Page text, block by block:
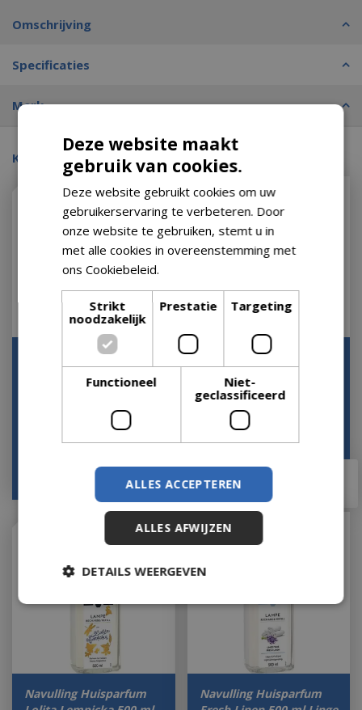
Omschrijving
Specificaties
Merk
Kijk ook eens naar:
Lampe Berger
Lempicka 1L
Navulling Huisparfum
Bouquet Lampe Berge…
vanaf
€26,99
Op voorraad
Navulling Huisparfum
Navulling Huisparfum
Deze website maakt
gebruik van cookies.
Deze website gebruikt cookies om uw
gebruikerservaring te verbeteren. Door
onze website te gebruiken, stemt u in
met alle cookies in overeenstemming met
ons Cookiebeleid.
Strikt
noodzakelijk
Prestatie Targeting
Functioneel
Niet-
geclassificeerd
ALLES ACCEPTEREN
ALLES AFWIJZEN
DETAILS WEERGEVEN